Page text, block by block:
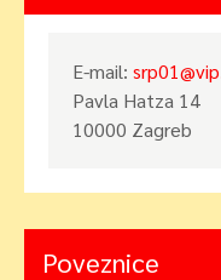
E-mail:
Pavla Hatza 14
10000 Zagreb
Poveznice